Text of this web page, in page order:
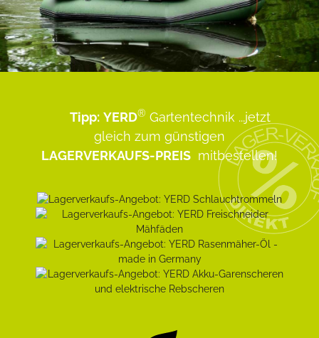
Tipp: YERD® Gartentechnik ...jetzt
gleich zum günstigen
LAGERVERKAUFS-PREIS mitbestellen!